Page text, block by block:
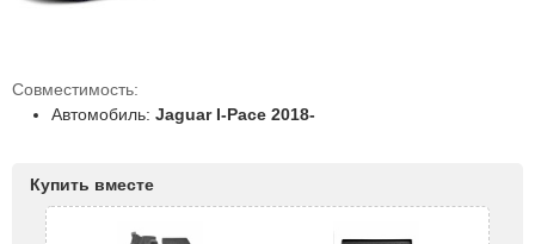
Совместимость:
Автомобиль: Jaguar I-Pace 2018-
Купить вместе